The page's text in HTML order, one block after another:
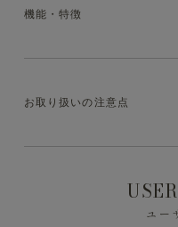
同素材スラックス
トなセットアップスタ
など幅広いアイテムと
※いずれも、同サイズの
機能・特徴
をご参照ください）
お取り扱いの注意点
ユー